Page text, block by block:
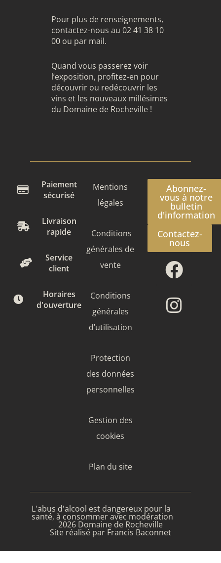
Pour plus de renseignements,
contactez-nous au 02 41 38 10
00 ou par mail.
Quand vous passerez voir
l’exposition, profitez-en pour
découvrir ou redécouvrir les
vins et les nouveaux millésimes
du Domaine de Rocheville !
Paiement
sécurisé
Livraison
rapide
Service
client
Horaires
d'ouverture
Mentions
légales
Conditions
générales de
vente
Conditions
générales
d’utilisation
Protection
des données
personnelles
Gestion des
cookies
Plan du site
Abonnez-
vous à notre
bulletin
d'information
Contactez-
nous
L'abus d'alcool est dangereux pour la
santé, à consommer avec modération
2026 Domaine de Rocheville
Site réalisé par Francis Baconnet